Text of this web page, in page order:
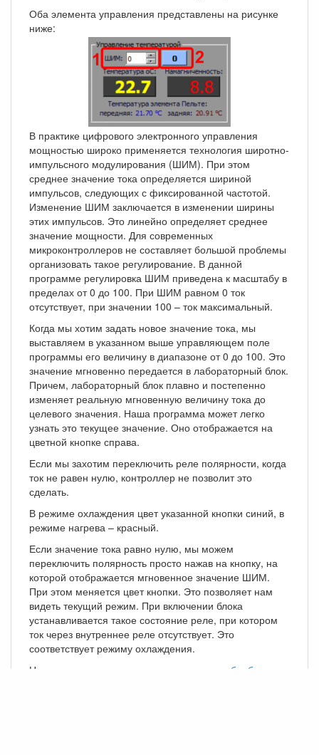
Оба элемента управления представлены на рисунке
ниже:
В практике цифрового электронного управления
мощностью широко применяется технология широтно-
импульсного модулирования (ШИМ). При этом
среднее значение тока определяется шириной
импульсов, следующих с фиксированной частотой.
Изменение ШИМ заключается в изменении ширины
этих импульсов. Это линейно определяет среднее
значение мощности. Для современных
микроконтроллеров не составляет большой проблемы
организовать такое регулирование. В данной
программе регулировка ШИМ приведена к масштабу в
пределах от 0 до 100. При ШИМ равном 0 ток
отсутствует, при значении 100 – ток максимальный.
Когда мы хотим задать новое значение тока, мы
выставляем в указанном выше управляющем поле
программы его величину в диапазоне от 0 до 100. Это
значение мгновенно передается в лабораторный блок.
Причем, лабораторный блок плавно и постепенно
изменяет реальную мгновенную величину тока до
целевого значения. Наша программа может легко
узнать это текущее значение. Оно отображается на
цветной кнопке справа.
Если мы захотим переключить реле полярности, когда
ток не равен нулю, контроллер не позволит это
сделать.
В режиме охлаждения цвет указанной кнопки синий, в
режиме нагрева – красный.
Если значение тока равно нулю, мы можем
переключить полярность просто нажав на кнопку, на
которой отображается мгновенное значение ШИМ.
При этом меняется цвет кнопки. Это позволяет нам
видеть текущий режим. При включении блока
устанавливается такое состояние реле, при котором
ток через внутреннее реле отсутствует. Это
соответствует режиму охлаждения.
Назад к
обработке